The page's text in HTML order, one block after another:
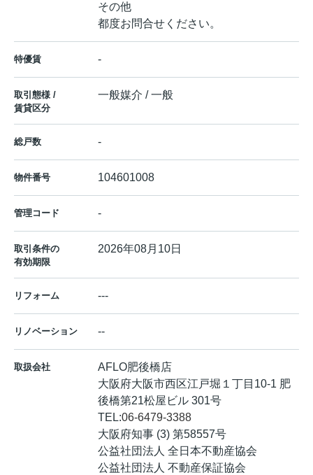
その他
都度お問合せください。
特優賃 -
取引態様 /
賃貸区分
一般媒介 / 一般
総戸数 -
物件番号 104601008
管理コード -
取引条件の
有効期限
2026年08月10日
リフォーム ---
リノベーション --
取扱会社
AFLO肥後橋店
大阪府大阪市西区江戸堀１丁目10-1 肥
後橋第21松屋ビル 301号
TEL:06-6479-3388
大阪府知事 (3) 第58557号
公益社団法人 全日本不動産協会
公益社団法人 不動産保証協会